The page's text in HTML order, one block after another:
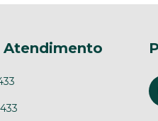
Atendimento